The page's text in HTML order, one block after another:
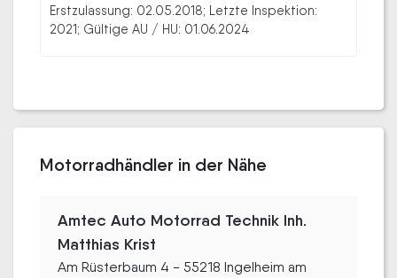
Erstzulassung: 02.05.2018; Letzte Inspektion:
2021; Gültige AU / HU: 01.06.2024
Motorradhändler in der Nähe
Amtec Auto Motorrad Technik Inh.
Matthias Krist
Am Rüsterbaum 4 - 55218 Ingelheim am